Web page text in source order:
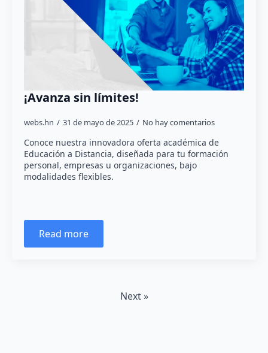
¡Avanza sin límites!
webs.hn 31 de mayo de 2025 No hay comentarios
Conoce nuestra innovadora oferta académica de
Educación a Distancia, diseñada para tu formación
personal, empresas u organizaciones, bajo
modalidades flexibles.
Read more
Next »